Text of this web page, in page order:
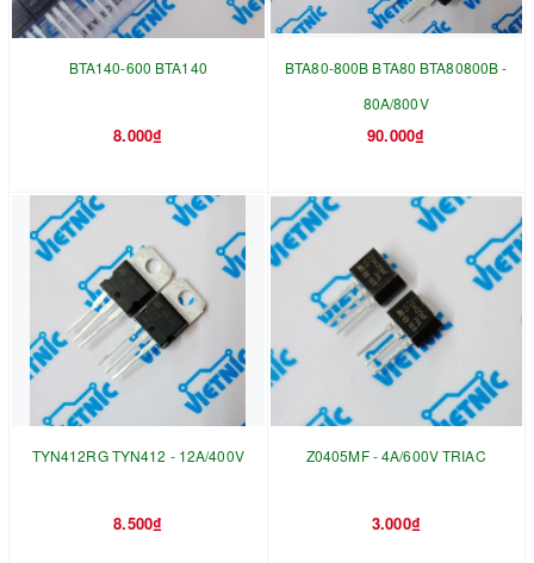
BTA140-600 BTA140
8.000₫
BTA80-800B BTA80 BTA80800B -
80A/800V
90.000₫
TYN412RG TYN412 - 12A/400V
8.500₫
Z0405MF - 4A/600V TRIAC
3.000₫